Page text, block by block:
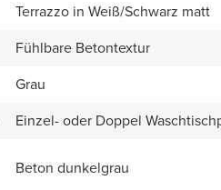
Terrazzo in Weiß/Schwarz matt
Fühlbare Betontextur
Grau
Einzel- oder Doppel
Beton dunkelgrau